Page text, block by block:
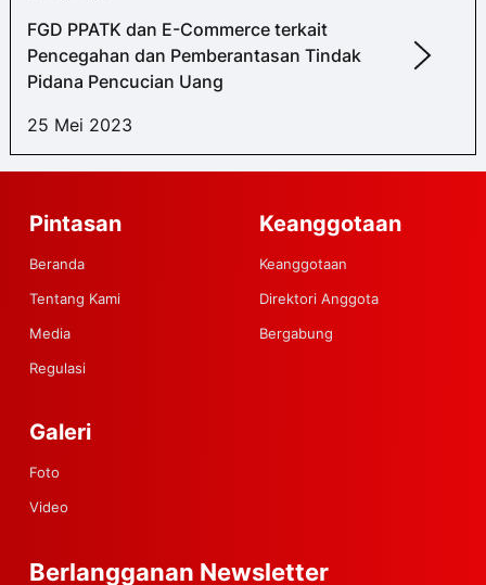
FGD PPATK dan E-Commerce terkait
Pencegahan dan Pemberantasan Tindak
Pidana Pencucian Uang
25 Mei 2023
Pintasan
Beranda
Tentang Kami
Media
Regulasi
Keanggotaan
Keanggotaan
Direktori Anggota
Bergabung
Galeri
Foto
Video
Berlangganan Newsletter